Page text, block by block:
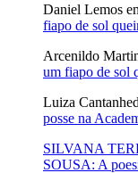
Daniel Lemos
fiapo de sol
Arcenildo
um fiapo de sol
Luiza
posse na
SILVANA
SOUSA: A